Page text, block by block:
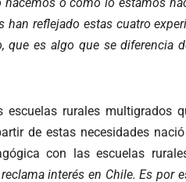
reflejado estas cuatro
es algo que se diferencia
rurales multigrados
de estas necesidades
con las escuelas
interés en Chile. Es por